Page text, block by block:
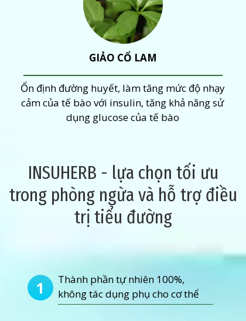
1
Thành phần tự nhiên 100%,
không tác dụng phụ cho cơ thể
INSUHERB - lựa chọn tối ưu
trong phòng ngừa và hỗ trợ điều
trị tiểu đường
GIẢO CỔ LAM
Ổn định đường huyết, làm tăng mức độ nhạy
cảm của tế bào với insulin, tăng khả năng sử
dụng glucose của tế bào